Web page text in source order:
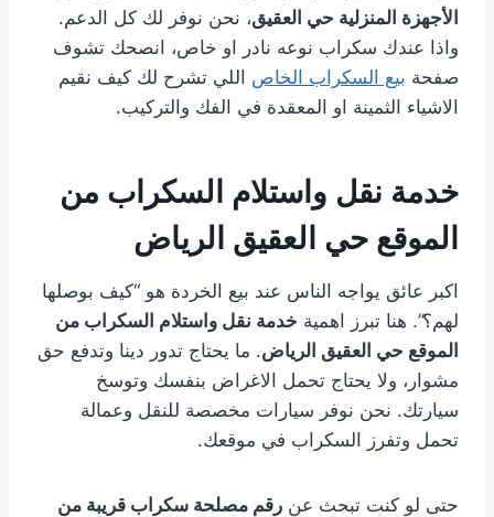
الأجهزة المنزلية حي العقيق، نحن نوفر لك كل الدعم.
واذا عندك سكراب نوعه نادر او خاص، انصحك تشوف
صفحة بيع السكراب الخاص اللي تشرح لك كيف نقيم
الاشياء الثمينة او المعقدة في الفك والتركيب.
خدمة نقل واستلام السكراب من
الموقع حي العقيق الرياض
اكبر عائق يواجه الناس عند بيع الخردة هو “كيف بوصلها
لهم؟”. هنا تبرز اهمية خدمة نقل واستلام السكراب من
الموقع حي العقيق الرياض. ما يحتاج تدور دينا وتدفع حق
مشوار، ولا يحتاج تحمل الاغراض بنفسك وتوسخ
سيارتك. نحن نوفر سيارات مخصصة للنقل وعمالة
تحمل وتفرز السكراب في موقعك.
حتى لو كنت تبحث عن رقم مصلحة سكراب قريبة من